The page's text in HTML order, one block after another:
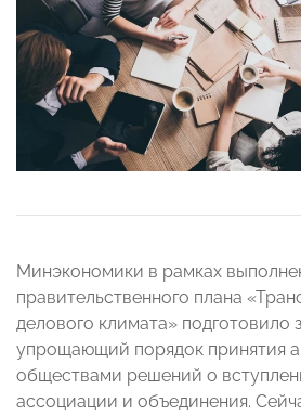
Минэкономики в рамках
правительственного плана
делового климата» подготовило
упрощающий порядок принятия
обществами решений о
ассоциации и объединения.